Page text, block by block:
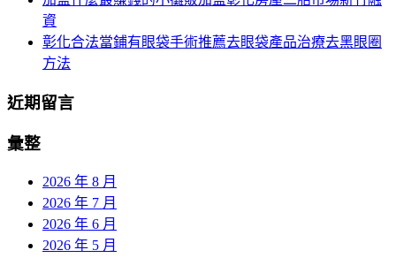
資
彰化合法當鋪有眼袋手術推薦去眼袋產品治療去黑眼圈
方法
近期留言
彙整
2026 年 8 月
2026 年 7 月
2026 年 6 月
2026 年 5 月